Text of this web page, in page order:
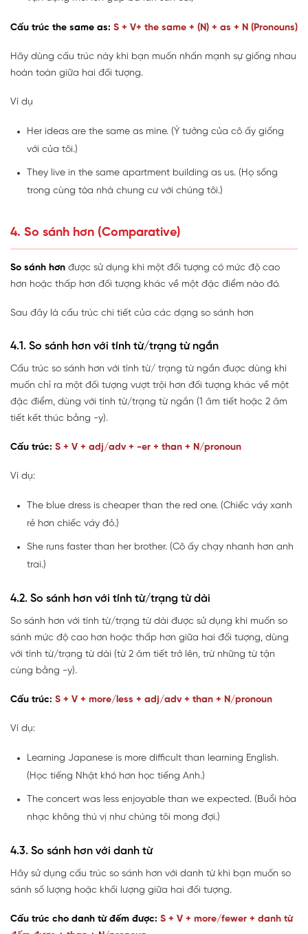
Cấu trúc the same as: S + V+ the same + (N) + as + N (Pronouns)
Hãy dùng cấu trúc này khi bạn muốn nhấn mạnh sự giống nhau
hoàn toàn giữa hai đối tượng.
Ví dụ
Her ideas are the same as mine. (Ý tưởng của cô ấy giống
với của tôi.)
They live in the same apartment building as us. (Họ sống
trong cùng tòa nhà chung cư với chúng tôi.)
4. So sánh hơn (Comparative)
So sánh hơn được sử dụng khi một đối tượng có mức độ cao
hơn hoặc thấp hơn đối tượng khác về một đặc điểm nào đó.
Sau đây là cấu trúc chi tiết của các dạng so sánh hơn
4.1. So sánh hơn với tính từ/trạng từ ngắn
Cấu trúc so sánh hơn với tính từ/ trạng từ ngắn được dùng khi
muốn chỉ ra một đối tượng vượt trội hơn đối tượng khác về một
đặc điểm, dùng với tính từ/trạng từ ngắn (1 âm tiết hoặc 2 âm
tiết kết thúc bằng -y).
Cấu trúc: S + V + adj/adv + -er + than + N/pronoun
Ví dụ:
The blue dress is cheaper than the red one. (Chiếc váy xanh
rẻ hơn chiếc váy đỏ.)
She runs faster than her brother. (Cô ấy chạy nhanh hơn anh
trai.)
4.2. So sánh hơn với tính từ/trạng từ dài
So sánh hơn với tính từ/trạng từ dài được sử dụng khi muốn so
sánh mức độ cao hơn hoặc thấp hơn giữa hai đối tượng, dùng
với tính từ/trạng từ dài (từ 2 âm tiết trở lên, trừ những từ tận
cùng bằng -y).
Cấu trúc: S + V + more/less + adj/adv + than + N/pronoun
Ví dụ:
Learning Japanese is more difficult than learning English.
(Học tiếng Nhật khó hơn học tiếng Anh.)
The concert was less enjoyable than we expected. (Buổi hòa
nhạc không thú vị như chúng tôi mong đợi.)
4.3. So sánh hơn với danh từ
Hãy sử dụng cấu trúc so sánh hơn với danh từ khi bạn muốn so
sánh số lượng hoặc khối lượng giữa hai đối tượng.
Cấu trúc cho danh từ đếm được: S + V + more/fewer + danh từ